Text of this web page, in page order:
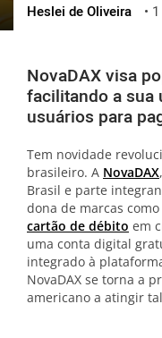
ქართული
Heslei de Oliveira •
NovaDAX visa
facilitando a sua
usuários para
Tem novidade
brasileiro. A NovaDAX
Brasil e parte
dona de marcas
cartão de débito em
uma conta digital
integrado à
NovaDAX se torna a
americano a atingir